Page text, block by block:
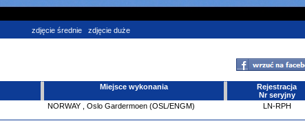
zdjęcie średnie zdjęcie duże
Miejsce wykonania
Rejestracja
Nr seryjny
NORWAY Oslo Gardermoen (OSL/ENGM) LN-RPH